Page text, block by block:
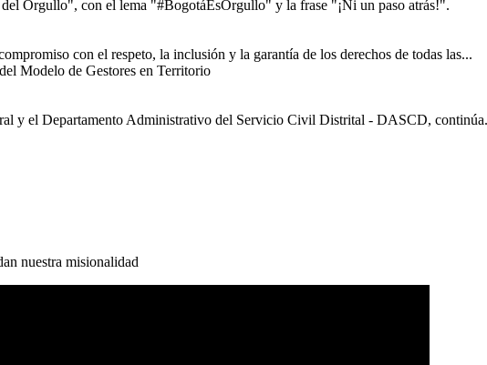
con el respeto, la inclusión y la garantía de los derechos de todas las...
y el Departamento Administrativo del Servicio Civil Distrital - DASCD,
nuestra misionalidad